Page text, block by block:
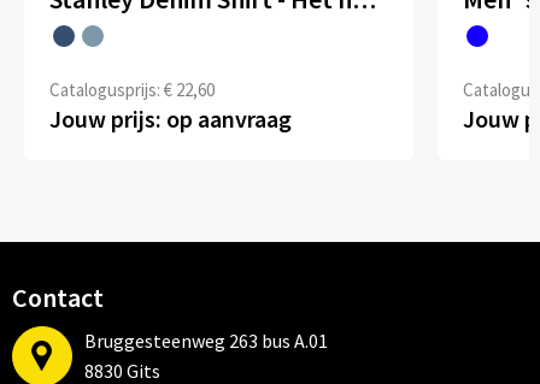
Catalogusprijs: € 22,60
Jouw prijs: op aanvraag Jouw
Contact
Bruggesteenweg 263 bus A.01
8830 Gits